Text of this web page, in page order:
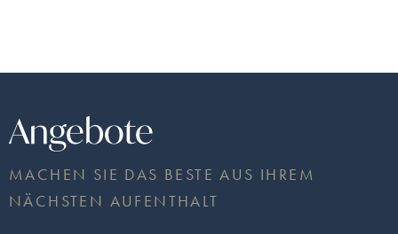
Angebote
MACHEN SIE DAS BESTE AUS IHREM
NÄCHSTEN AUFENTHALT